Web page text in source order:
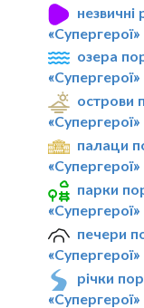
незвичні
«Супергерої»
озера
«Супергерої»
острови
«Супергерої»
палаци
«Супергерої»
парки
«Супергерої»
печери
«Супергерої»
річки
«Супергерої»